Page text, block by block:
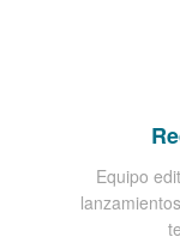
Equipo